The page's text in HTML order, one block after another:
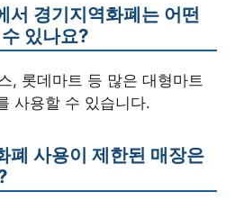
서 경기지역화폐는 어떤
있나요?
, 롯데마트 등 많은 대형마트
사용할 수 있습니다.
폐 사용이 제한된 매장은